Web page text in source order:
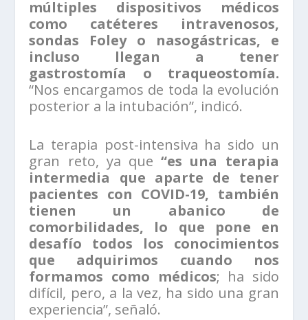
múltiples dispositivos médicos
como catéteres intravenosos,
sondas Foley o nasogástricas, e
incluso llegan a tener
gastrostomía o traqueostomía.
“Nos encargamos de toda la evolución
posterior a la intubación”, indicó.
La terapia post-intensiva ha sido un
gran reto, ya que“es una terapia
intermedia que aparte de tener
pacientes con COVID-19, también
tienen un abanico de
comorbilidades, lo que pone en
desafío todos los conocimientos
que adquirimos cuando nos
formamos como médicos; ha sido
difícil, pero, a la vez, ha sido una gran
experiencia”, señaló.